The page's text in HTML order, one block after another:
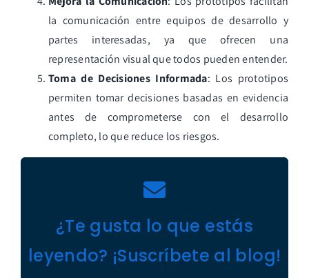
la comunicación entre equipos de desarrollo y
partes interesadas, ya que ofrecen una
representación visual que todos pueden entender.
Toma de Decisiones Informada: Los prototipos
permiten tomar decisiones basadas en evidencia
antes de comprometerse con el desarrollo
completo, lo que reduce los riesgos.
¿Te gusta lo que estás
leyendo? ¡Suscríbete al blog!